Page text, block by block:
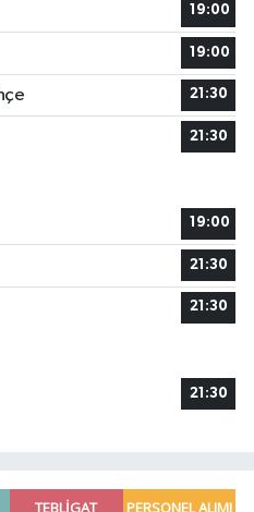
19:00
19:00
21:30
21:30
19:00
21:30
21:30
21:30